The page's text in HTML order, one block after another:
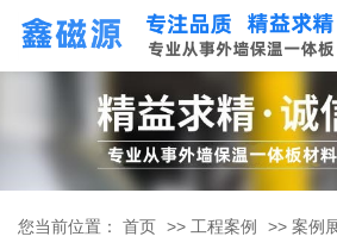
您当前位置： 首页 >> 工程案例 >> 案例